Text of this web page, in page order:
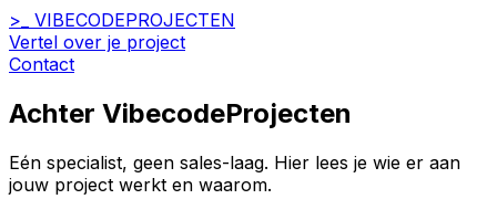
>_ VIBECODEPROJECTEN
Vertel over je project
Contact
Achter VibecodeProjecten
Eén specialist, geen sales-laag. Hier lees je wie er aan
jouw project werkt en waarom.